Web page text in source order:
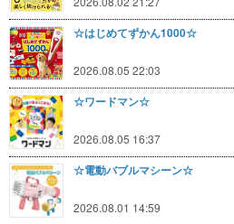
☆はじめてずかん1000☆
2026.08.05 22:03
☆ワードマン☆
2026.08.05 16:37
☆電動バブルマシーン☆
2026.08.01 14:59